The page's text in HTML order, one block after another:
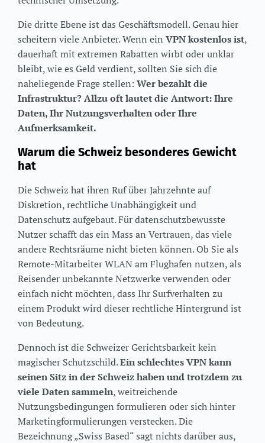
Die dritte Ebene ist das Geschäftsmodell. Genau hier
scheitern viele Anbieter. Wenn ein VPN kostenlos ist,
dauerhaft mit extremen Rabatten wirbt oder unklar
bleibt, wie es Geld verdient, sollten Sie sich die
naheliegende Frage stellen: Wer bezahlt die
Infrastruktur? Allzu oft lautet die Antwort: Ihre
Daten, Ihr Nutzungsverhalten oder Ihre
Aufmerksamkeit.
Warum die Schweiz besonderes Gewicht
hat
Die Schweiz hat ihren Ruf über Jahrzehnte auf
Diskretion, rechtliche Unabhängigkeit und
Datenschutz aufgebaut. Für datenschutzbewusste
Nutzer schafft das ein Mass an Vertrauen, das viele
andere Rechtsräume nicht bieten können. Ob Sie als
Remote-Mitarbeiter WLAN am Flughafen nutzen, als
Reisender unbekannte Netzwerke verwenden oder
einfach nicht möchten, dass Ihr Surfverhalten zu
einem Produkt wird dieser rechtliche Hintergrund ist
von Bedeutung.
Dennoch ist die Schweizer Gerichtsbarkeit kein
magischer Schutzschild.Ein schlechtes VPN kann
seinen Sitz in der Schweiz haben und trotzdem zu
viele Daten sammeln, weitreichende
Nutzungsbedingungen formulieren oder sich hinter
Marketingformulierungen verstecken. Die
Bezeichnung „Swiss Based“ sagt nichts darüber aus,